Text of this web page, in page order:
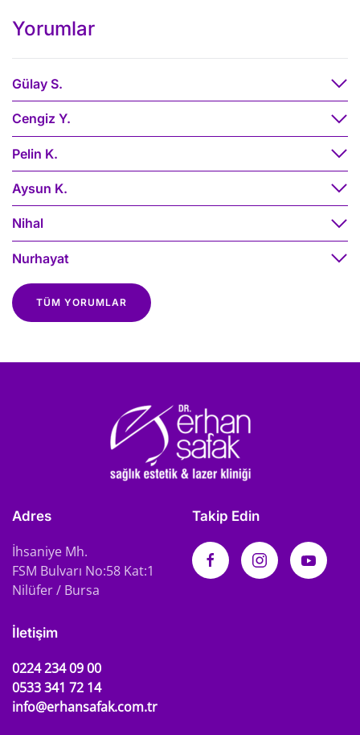
Yorumlar
Gülay S.
Cengiz Y.
Pelin K.
Aysun K.
Nihal
Nurhayat
TÜM YORUMLAR
Adres
İhsaniye Mh.
FSM Bulvarı No:58 Kat:1
Nilüfer / Bursa
Takip Edin
İletişim
0224 234 09 00
0533 341 72 14
info@erhansafak.com.tr